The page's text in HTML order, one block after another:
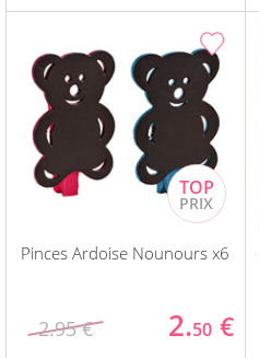
Pinces Ardoise Nounours x6
2.95 € 2.50 €